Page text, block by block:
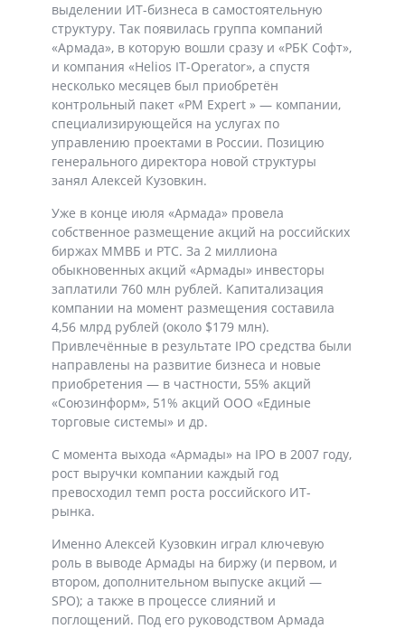
выделении ИТ-бизнеса в самостоятельную
структуру. Так появилась группа компаний
«Армада», в которую вошли сразу и «РБК Софт»,
и компания «Helios IT-Operator», а спустя
несколько месяцев был приобретён
контрольный пакет «PM Expert » — компании,
специализирующейся на услугах по
управлению проектами в России. Позицию
генерального директора новой структуры
занял Алексей Кузовкин.
Уже в конце июля «Армада» провела
собственное размещение акций на российских
биржах ММВБ и РТС. За 2 миллиона
обыкновенных акций «Армады» инвесторы
заплатили 760 млн рублей. Капитализация
компании на момент размещения составила
4,56 млрд рублей (около $179 млн).
Привлечённые в результате IPO средства были
направлены на развитие бизнеса и новые
приобретения — в частности, 55% акций
«Союзинформ», 51% акций ООО «Единые
торговые системы» и др.
С момента выхода «Армады» на IPO в 2007 году,
рост выручки компании каждый год
превосходил темп роста российского ИТ-
рынка.
Именно Алексей Кузовкин играл ключевую
роль в выводе Армады на биржу (и первом, и
втором, дополнительном выпуске акций —
SPO); а также в процессе слияний и
поглощений. Под его руководством Армада